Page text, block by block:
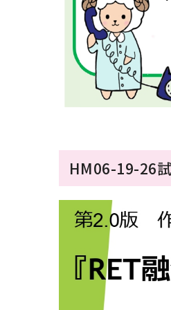
HM06-19-26